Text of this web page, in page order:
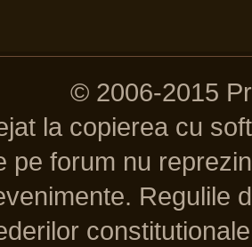
© 2006-2015
la copierea cu
pe forum nu
Regulile